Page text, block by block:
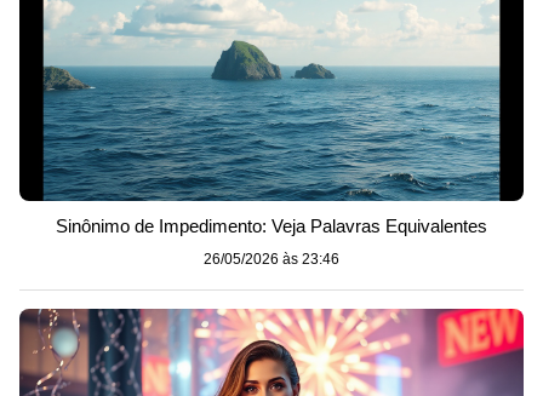
Sinônimo de Impedimento: Veja Palavras Equivalentes
26/05/2026 às 23:46